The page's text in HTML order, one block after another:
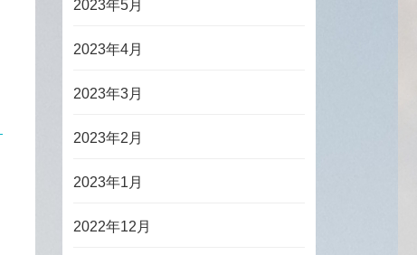
2023年5月
2023年4月
2023年3月
2023年2月
2023年1月
2022年12月